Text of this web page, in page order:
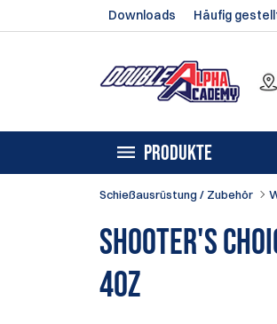
Downloads Häufig
PRODUKTE
Schießausrüstung / Zubehör
Shooter's
4oz